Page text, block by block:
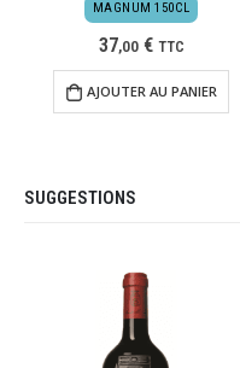
MAGNUM 150CL
37,00 € TTC
AJOUTER AU PANIER
SUGGESTIONS